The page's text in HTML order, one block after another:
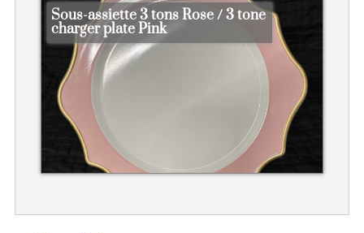
Sous-assiette 3 tons Rose / 3 tone
charger plate Pink